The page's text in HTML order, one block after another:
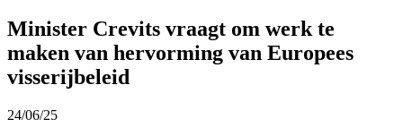
Minister Crevits vraagt om werk te
maken van hervorming van Europees
visserijbeleid
24/06/25